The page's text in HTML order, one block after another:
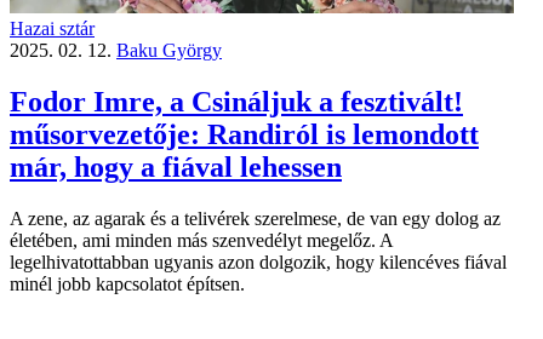
Hazai sztár
2025. 02. 12. Baku György
Fodor Imre, a Csináljuk a fesztivált!
műsorvezetője: Randiról is lemondott
már, hogy a fiával lehessen
A zene, az agarak és a telivérek szerelmese, de van egy dolog az
életében, ami minden más szenvedélyt megelőz. A
legelhivatottabban ugyanis azon dolgozik, hogy kilencéves fiával
minél jobb kapcsolatot építsen.